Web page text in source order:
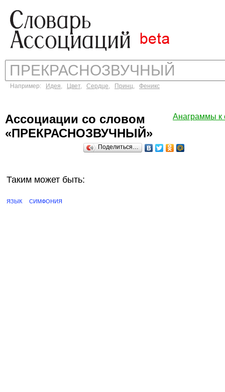
Например: Идея, Цвет, Сердце, Принц, Феникс
Анаграммы
Ассоциации со словом
«ПРЕКРАСНОЗВУЧНЫЙ»
Поделиться…
Таким может быть:
ЯЗЫК СИМФОНИЯ